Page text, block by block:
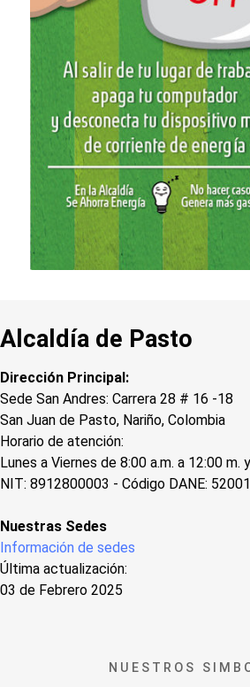
Alcaldía de Pasto
Dirección Principal:
Sede San Andres: Carrera 28 # 16 -18
San Juan de Pasto, Nariño, Colombia
Horario de atención:
Lunes a Viernes de 8:00 a.m. a 12:00 m.
NIT: 8912800003 - Código DANE: 52001
Nuestras Sedes
Información de sedes
Última actualización:
03 de Febrero 2025
NUESTROS